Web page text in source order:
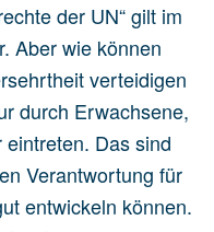
der UN“ gilt im
Aber wie können
verteidigen
durch Erwachsene,
Das sind
Verantwortung für
entwickeln können.